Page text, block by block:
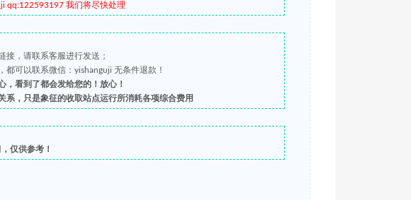
qq:122593197 我们将尽快处理
接，请联系客服进行发送；
可以联系微信：yishanguji 无条件退款！
，看到了都会发给您的！放心！
系，只是象征的收取站点运行所消耗各项综合费用
仅供参考！